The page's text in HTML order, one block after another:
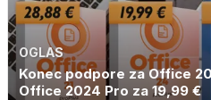
OGLAS
Konec podpore za Office
Office 2024 Pro za 19,99 €